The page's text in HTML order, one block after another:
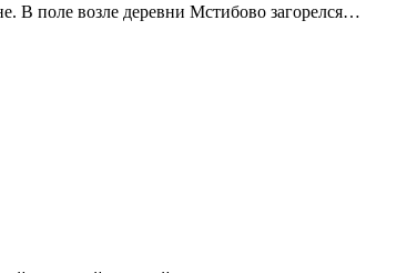
В поле возле деревни Мстибово загорелся…